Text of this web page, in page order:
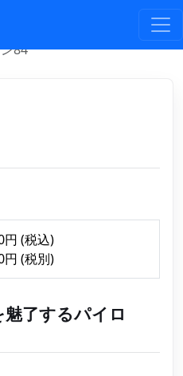
84
円 (税込)
円 (税別)
了するパイロ